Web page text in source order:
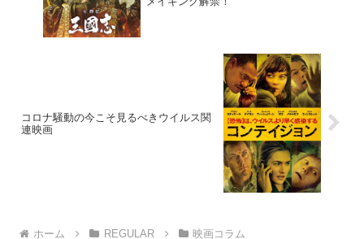
コロナ騒動の今こそ見るべきウイルス関
連映画
ホーム REGULAR 映画コラム